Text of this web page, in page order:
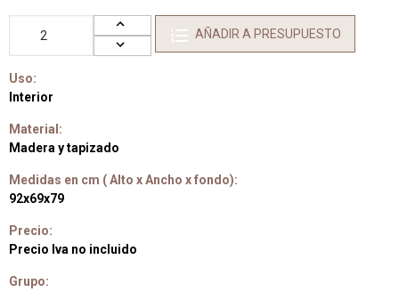
AÑADIR A PRESUPUESTO
Uso:
Interior
Material:
Madera y tapizado
Medidas en cm ( Alto x Ancho x fondo):
92x69x79
Precio:
Precio Iva no incluido
Grupo: